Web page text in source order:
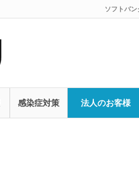
ソフトバ
感染症対策 法人のお客様